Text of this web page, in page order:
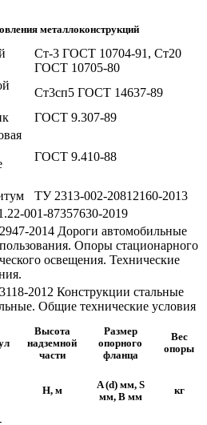
металлоконструкций
Ст-3 ГОСТ 10704-91, Ст20
ГОСТ 10705-80
Ст3сп5 ГОСТ 14637-89
ГОСТ 9.307-89
ГОСТ 9.410-88
ТУ 2313-002-20812160-2013
001-87357630-2019
2014 Дороги автомобильные
Опоры стационарного
освещения. Технические
2012 Конструкции стальные
Общие технические условия
Высота
надземной
части
Размер
опорного
фланца
Вес
опоры
H, м
A (d) мм, S
мм, B мм
кг